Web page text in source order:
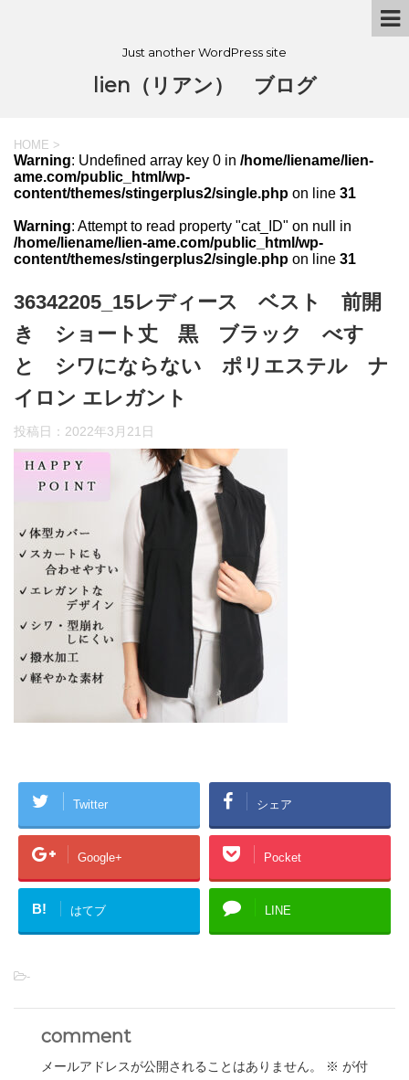
Just another WordPress site
lien（リアン） ブログ
HOME >
Warning: Undefined array key 0 in /home/liename/lien-
ame.com/public_html/wp-
content/themes/stingerplus2/single.php on line 31
Warning: Attempt to read property "cat_ID" on null in
/home/liename/lien-ame.com/public_html/wp-
content/themes/stingerplus2/single.php on line 31
36342205_15レディース ベスト 前開
き ショート丈 黒 ブラック べす
と シワにならない ポリエステル ナ
イロン エレガント
投稿日： 2022年3月21日
Twitter シェア
Google+ Pocket
B! はてブ LINE
-
comment
メールアドレスが公開されることはありません。 ※ が付